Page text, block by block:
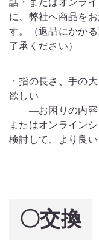
に、弊社へ商品を
す。（返品にかか
了承ください）
・指の長さ、手の
欲しい
―お困りの内容
またはオンライン
検討して、より良
〇交換